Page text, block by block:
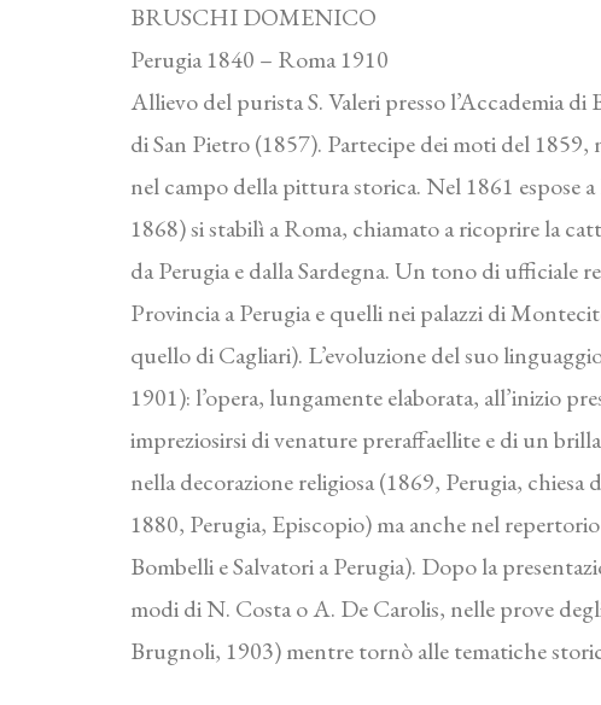
BRUSCHI DOMENICO
Perugia 1840 – Roma 1910
Allievo del purista S. Valeri presso l’Accademia
di San Pietro (1857). Partecipe dei moti del 1859,
nel campo della pittura storica. Nel 1861 espose
1868) si stabilì a Roma, chiamato a ricoprire la
da Perugia e dalla Sardegna. Un tono di ufficiale
Provincia a Perugia e quelli nei palazzi di
quello di Cagliari). L’evoluzione del suo
1901): l’opera, lungamente elaborata, all’inizio
impreziosirsi di venature preraffaellite e di un
nella decorazione religiosa (1869, Perugia,
1880, Perugia, Episcopio) ma anche nel
Bombelli e Salvatori a Perugia). Dopo la
modi di N. Costa o A. De Carolis, nelle prove
Brugnoli, 1903) mentre tornò alle tematiche